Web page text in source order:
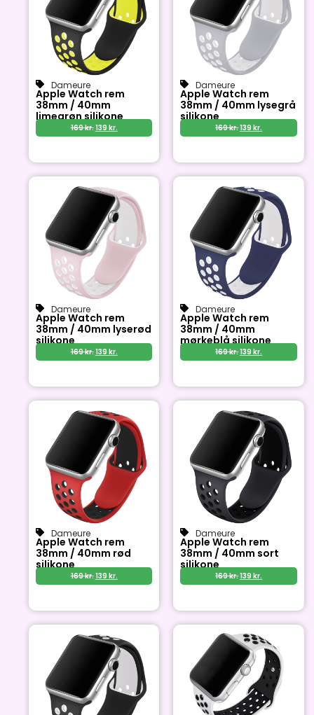
Dameure
Apple Watch rem
38mm / 40mm
limegrøn silikone
169kr.139 kr.
Dameure
Apple Watch rem
38mm / 40mm lysegrå
silikone
169kr.139kr.
Dameure
Apple Watch rem
38mm / 40mm lyserød
silikone
169kr.139 kr.
Dameure
Apple Watch rem
38mm / 40mm
mørkeblå silikone
169kr.139kr.
Dameure
Apple Watch rem
38mm / 40mm rød
silikone
169kr.139 kr.
Dameure
Apple Watch rem
38mm / 40mm sort
silikone
169kr.139kr.